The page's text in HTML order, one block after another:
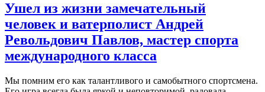
Ушел из жизни замечательный
человек и ватерполист Андрей
Револьдович Павлов, мастер спорта
международного класса
Мы помним его как талантливого и самобытного спортсмена.